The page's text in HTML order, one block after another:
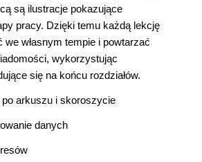
są ilustracje pokazujące
pracy. Dzięki temu każdą lekcję
własnym tempie i powtarzać
wykorzystując
się na końcu rozdziałów.
arkuszu i skoroszycie
danych